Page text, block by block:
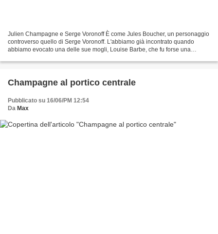
Julien Champagne e Serge Voronoff È come Jules Boucher, un personaggio
controverso quello di Serge Voronoff. L'abbiamo già incontrato quando
abbiamo evocato una delle sue mogli, Louise Barbe, che fu forse una
Champagne al portico centrale
Pubblicato su 16/06/PM 12:54
Da Max